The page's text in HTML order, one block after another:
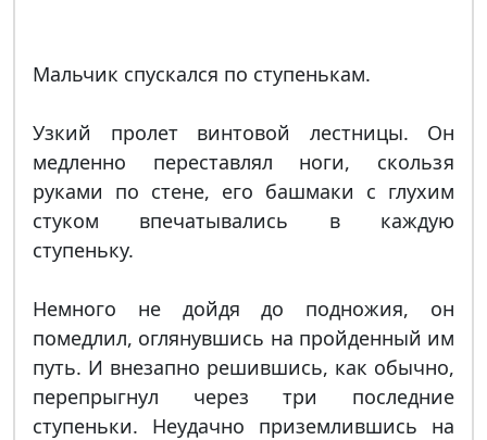
Мальчик спускался по ступенькам.
Узкий пролет винтовой лестницы. Он
медленно переставлял ноги, скользя
руками по стене, его башмаки с глухим
стуком впечатывались в каждую
ступеньку.
Немного не дойдя до подножия, он
помедлил, оглянувшись на пройденный им
путь. И внезапно решившись, как обычно,
перепрыгнул через три последние
ступеньки. Неудачно приземлившись на